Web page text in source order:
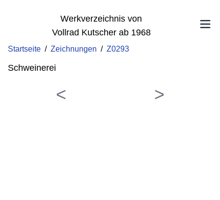
Werkverzeichnis von
Vollrad Kutscher ab 1968
Startseite / Zeichnungen / Z0293
Schweinerei
< >